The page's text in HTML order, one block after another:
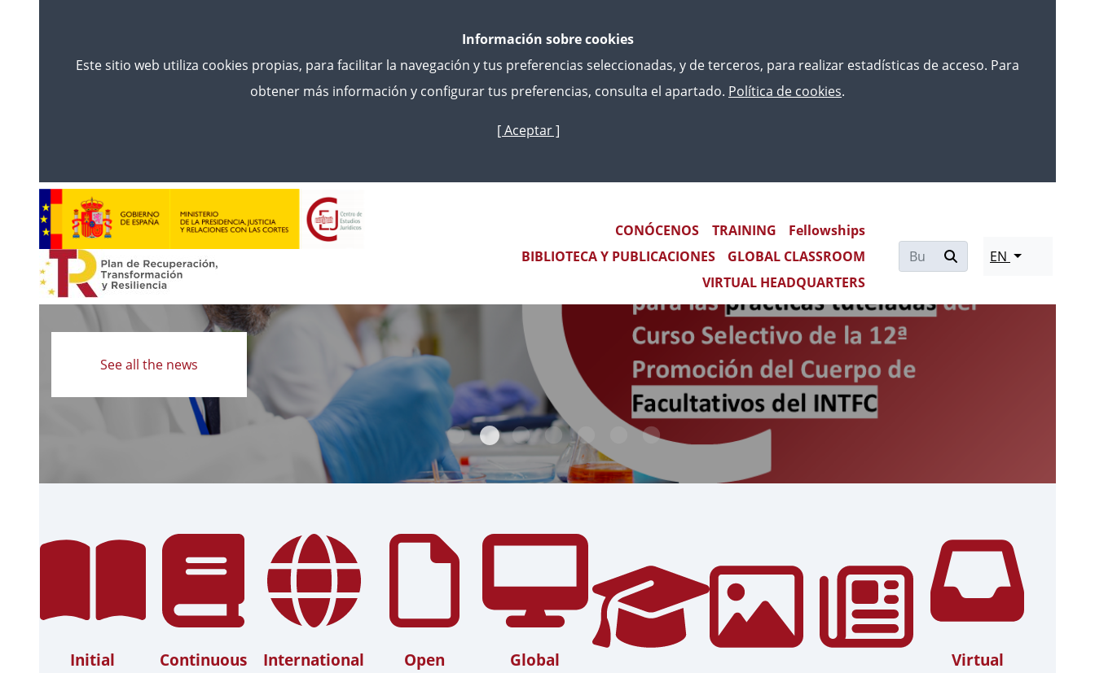
Skip
main
Información sobre cookies
Este sitio web utiliza cookies propias, para facilitar la navegación y tus preferencias seleccionadas, y de terceros, para realizar estadísticas de acceso. Para
obtener más información y configurar tus preferencias, consulta el apartado. Política de cookies.
[ Aceptar ]
Main navigation
CONÓCENOS TRAINING
Fellowships
BIBLIOTECA Y PUBLICACIONES
GLOBAL CLASSROOM
VIRTUAL HEADQUARTERS
EN
Read
more
See all the news
Initial
Continuous
International
Open
Global
Virtual